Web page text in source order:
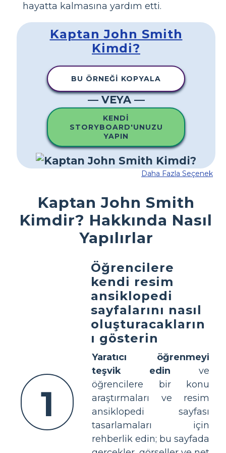
hayatta kalmasına yardım etti.
Kaptan John Smith
Kimdi?
BU ÖRNEĞI KOPYALA
— VEYA —
KENDI
STORYBOARD'UNUZU
YAPIN
Daha Fazla Seçenek
Kaptan John Smith
Kimdir? Hakkında Nasıl
Yapılırlar
1
Öğrencilere
kendi resim
ansiklopedi
sayfalarını nasıl
oluşturacakların
ı gösterin
Yaratıcı öğrenmeyi
teşvik edin ve
öğrencilere bir konu
araştırmaları ve resim
ansiklopedi sayfası
tasarlamaları için
rehberlik edin; bu sayfada